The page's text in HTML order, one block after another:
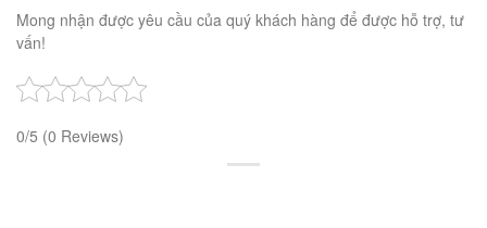
Mong nhận được yêu cầu của quý khách hàng để được hỗ trợ, tư
vấn!
0/5 (0 Reviews)